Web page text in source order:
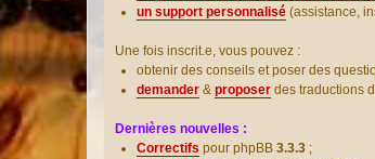
un support personnalisé (assistance,
Une fois inscrit.e, vous pouvez :
obtenir des conseils et poser des
demander & proposer des traductions
Dernières nouvelles :
Correctifs pour phpBB 3.3.3 ;